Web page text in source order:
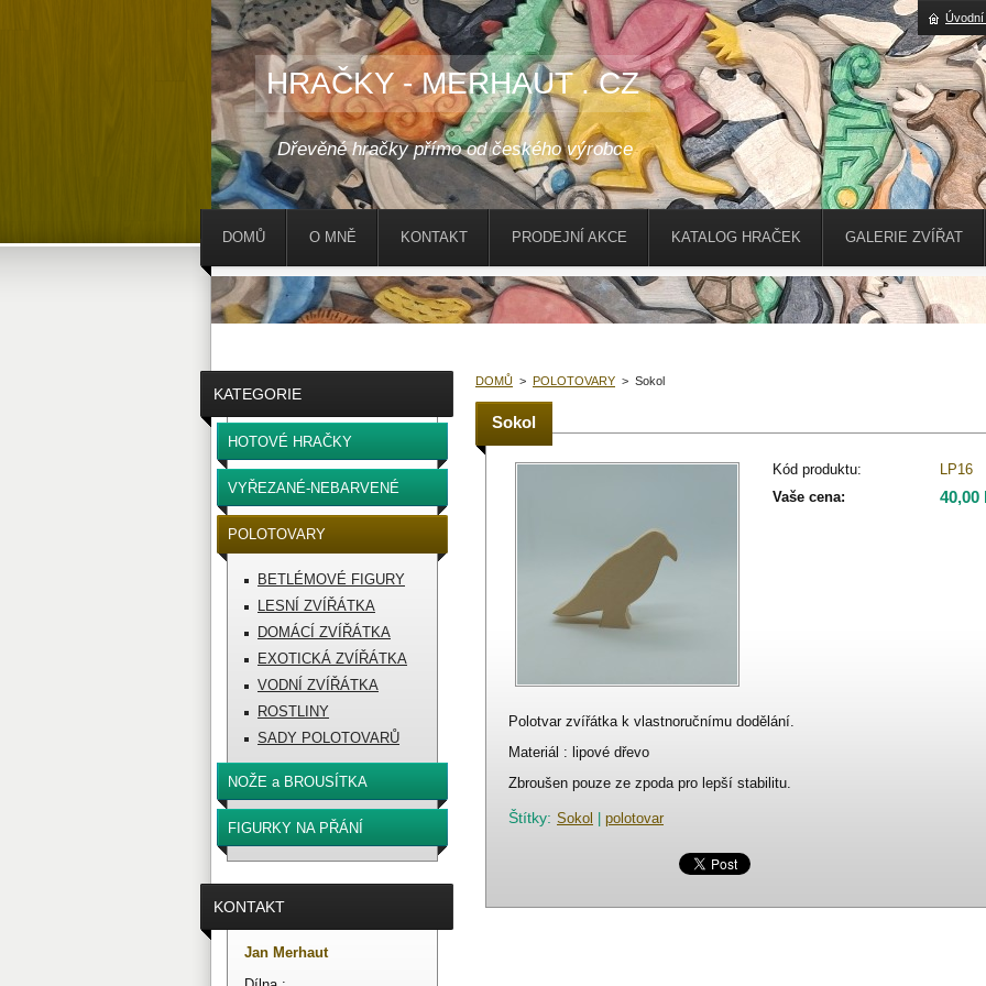
HRAČKY - MERHAUT . CZ
Dřevěné hračky přímo od českého výrobce
DOMŮ > POLOTOVARY > Sokol
Sokol
Kód produktu:
LP16
Vaše cena:
40,00
Polotvar zvířátka k vlastnoručnímu dodělání.
Materiál : lipové dřevo
Zbroušen pouze ze zpoda pro lepší stabilitu.
Štítky: Sokol polotovar
KATEGORIE
HOTOVÉ HRAČKY
VYŘEZANÉ-NEBARVENÉ
POLOTOVARY
BETLÉMOVÉ FIGURY
LESNÍ ZVÍŘÁTKA
DOMÁCÍ ZVÍŘÁTKA
EXOTICKÁ ZVÍŘÁTKA
VODNÍ ZVÍŘÁTKA
ROSTLINY
SADY POLOTOVARŮ
NOŽE a BROUSÍTKA
FIGURKY NA PŘÁNÍ
KONTAKT
Jan Merhaut
DOMŮ O MNĚ KONTAKT PRODEJNÍ AKCE KATALOG HRAČEK GALERIE ZVÍŘAT